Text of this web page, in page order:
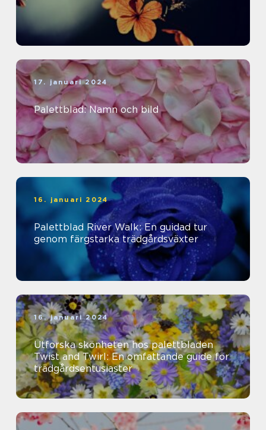
17. januari 2024
Palettblad: Namn och bild
16. januari 2024
Palettblad River Walk: En guidad tur
genom färgstarka trädgårdsväxter
16. januari 2024
Utforska skönheten hos palettbladen
Twist and Twirl: En omfattande guide för
trädgårdsentusiaster